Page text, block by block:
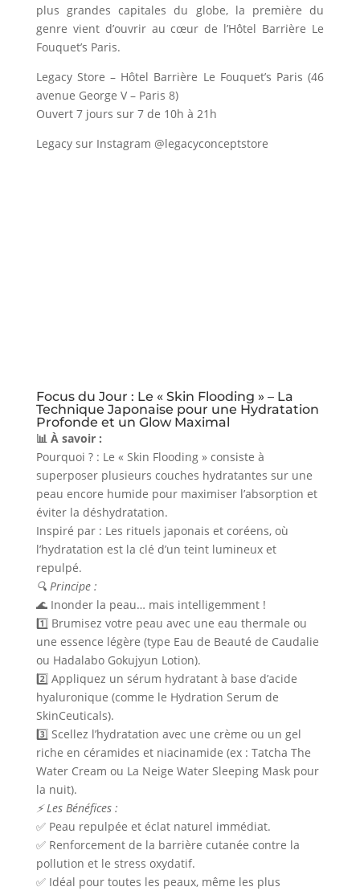
plus grandes capitales du globe, la première du
genre vient d’ouvrir au cœur de l’Hôtel Barrière Le
Fouquet’s Paris.
Legacy Store – Hôtel Barrière Le Fouquet’s Paris (46
avenue George V – Paris 8)
Ouvert 7 jours sur 7 de 10h à 21h
Legacy sur Instagram @legacyconceptstore
Focus du Jour : Le « Skin Flooding » – La
Technique Japonaise pour une Hydratation
Profonde et un Glow Maximal
📊 À savoir :
Pourquoi ? : Le « Skin Flooding » consiste à
superposer plusieurs couches hydratantes sur une
peau encore humide pour maximiser l’absorption et
éviter la déshydratation.
Inspiré par : Les rituels japonais et coréens, où
l’hydratation est la clé d’un teint lumineux et
repulpé.
🔍 Principe :
🌊 Inonder la peau… mais intelligemment !
1️⃣ Brumisez votre peau avec une eau thermale ou
une essence légère (type Eau de Beauté de Caudalie
ou Hadalabo Gokujyun Lotion).
2️⃣ Appliquez un sérum hydratant à base d’acide
hyaluronique (comme le Hydration Serum de
SkinCeuticals).
3️⃣ Scellez l’hydratation avec une crème ou un gel
riche en céramides et niacinamide (ex : Tatcha The
Water Cream ou La Neige Water Sleeping Mask pour
la nuit).
⚡ Les Bénéfices :
✅ Peau repulpée et éclat naturel immédiat.
✅ Renforcement de la barrière cutanée contre la
pollution et le stress oxydatif.
✅ Idéal pour toutes les peaux, même les plus